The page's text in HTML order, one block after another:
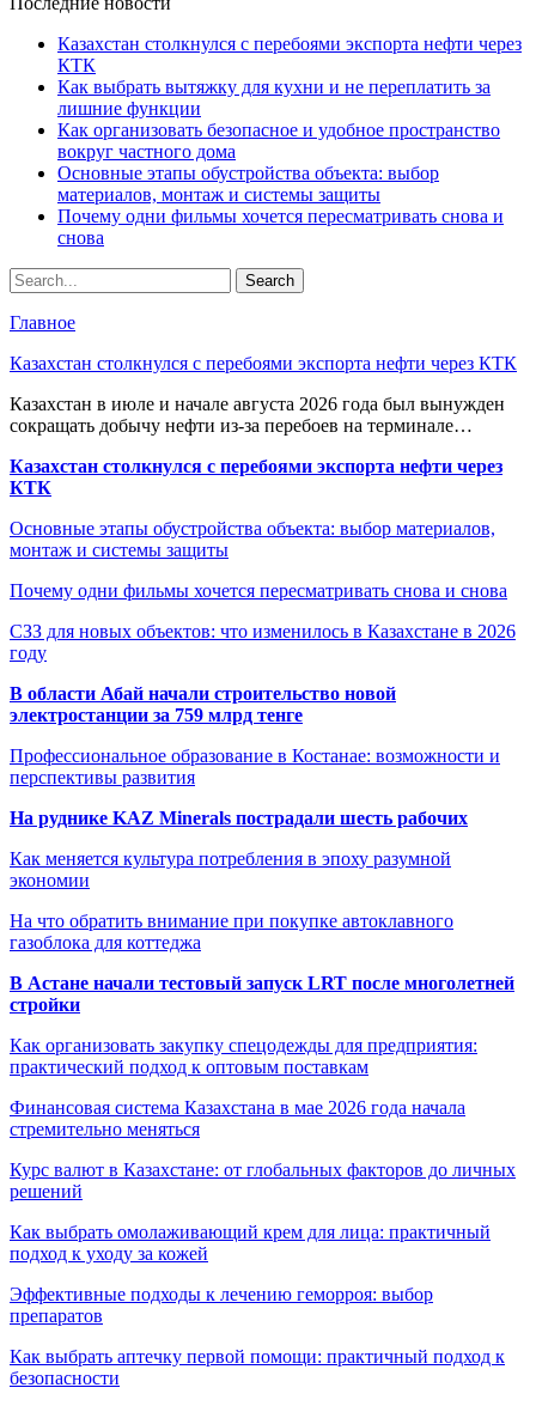
Казахстан столкнулся с перебоями экспорта нефти через
КТК
Как выбрать вытяжку для кухни и не переплатить за
лишние функции
Как организовать безопасное и удобное пространство
вокруг частного дома
Основные этапы обустройства объекта: выбор
материалов, монтаж и системы защиты
Почему одни фильмы хочется пересматривать снова и
снова
Главное
Казахстан столкнулся с перебоями экспорта нефти через КТК
Казахстан в июле и начале августа 2026 года был вынужден
сокращать добычу нефти из-за перебоев на терминале…
Казахстан столкнулся с перебоями экспорта нефти через
КТК
Основные этапы обустройства объекта: выбор материалов,
монтаж и системы защиты
Почему одни фильмы хочется пересматривать снова и снова
СЗЗ для новых объектов: что изменилось в Казахстане в 2026
году
В области Абай начали строительство новой
электростанции за 759 млрд тенге
Профессиональное образование в Костанае: возможности и
перспективы развития
На руднике KAZ Minerals пострадали шесть рабочих
Как меняется культура потребления в эпоху разумной
экономии
На что обратить внимание при покупке автоклавного
газоблока для коттеджа
В Астане начали тестовый запуск LRT после многолетней
стройки
Как организовать закупку спецодежды для предприятия:
практический подход к оптовым поставкам
Финансовая система Казахстана в мае 2026 года начала
стремительно меняться
Курс валют в Казахстане: от глобальных факторов до личных
решений
Как выбрать омолаживающий крем для лица: практичный
подход к уходу за кожей
Эффективные подходы к лечению геморроя: выбор
препаратов
Как выбрать аптечку первой помощи: практичный подход к
безопасности